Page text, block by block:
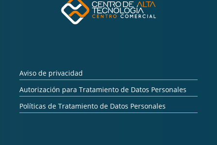
Aviso de privacidad
Autorización para Tratamiento de Datos Personales
Políticas de Tratamiento de Datos Personales